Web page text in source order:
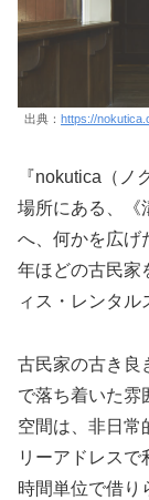
出典： https://
『nokutica（ノ
場所にある、《
へ、何かを広げ
年ほどの古民家
ィス・レンタル
古民家の古き良
で落ち着いた雰
空間は、非日常
リーアドレスで
時間単位で借り